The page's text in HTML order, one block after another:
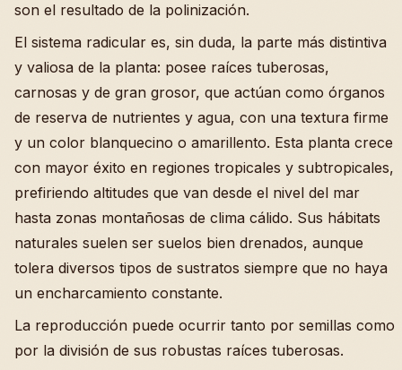
son el resultado de la polinización.
El sistema radicular es, sin duda, la parte más distintiva
y valiosa de la planta: posee raíces tuberosas,
carnosas y de gran grosor, que actúan como órganos
de reserva de nutrientes y agua, con una textura firme
y un color blanquecino o amarillento. Esta planta crece
con mayor éxito en regiones tropicales y subtropicales,
prefiriendo altitudes que van desde el nivel del mar
hasta zonas montañosas de clima cálido. Sus hábitats
naturales suelen ser suelos bien drenados, aunque
tolera diversos tipos de sustratos siempre que no haya
un encharcamiento constante.
La reproducción puede ocurrir tanto por semillas como
por la división de sus robustas raíces tuberosas.